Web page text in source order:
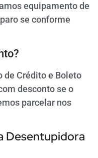
equipamento de
se conforme
de Crédito e Boleto
desconto se o
parcelar nos
Desentupidora